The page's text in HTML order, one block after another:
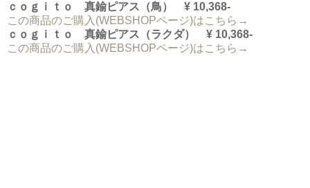
ｃｏｇｉｔｏ 真鍮ピアス（鳥） ¥ 10,368-
この商品のご購入(WEBSHOPページ)はこちら→
ｃｏｇｉｔｏ 真鍮ピアス（ラクダ） ¥ 10,368-
この商品のご購入(WEBSHOPページ)はこちら→